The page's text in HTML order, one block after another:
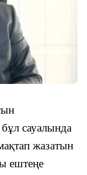
сауалында
жазатын
ештеңе